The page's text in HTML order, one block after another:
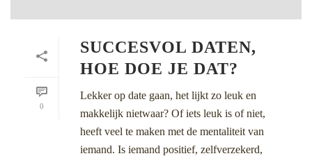
0
SUCCESVOL DATEN,
HOE DOE JE DAT?
Lekker op date gaan, het lijkt zo leuk en
makkelijk nietwaar? Of iets leuk is of niet,
heeft veel te maken met de mentaliteit van
iemand. Is iemand positief, zelfverzekerd,